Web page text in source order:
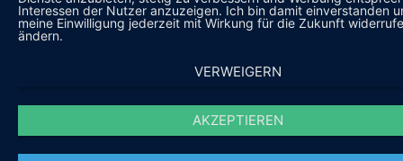
Interessen der Nutzer anzuzeigen. Ich bin damit einverstanden
meine Einwilligung jederzeit mit Wirkung für die Zukunft
ändern.
VERWEIGERN
AKZEPTIEREN